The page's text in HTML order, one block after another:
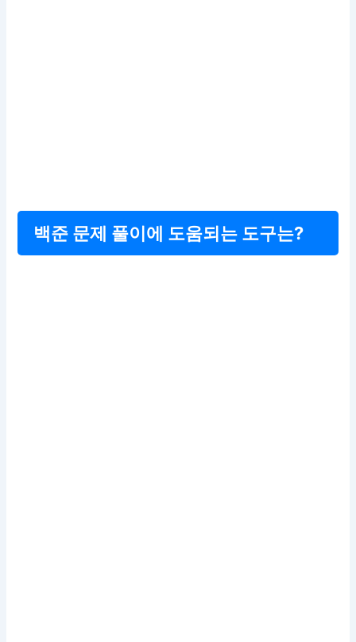
백준 문제 풀이에 도움되는 도구는?